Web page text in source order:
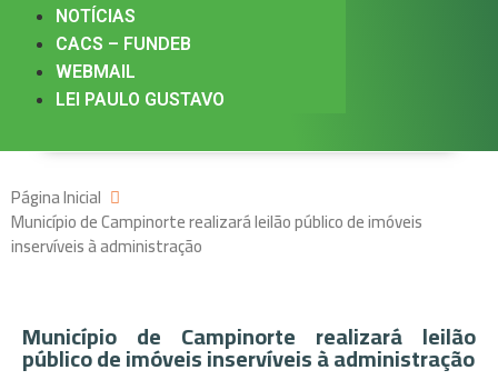
NOTÍCIAS
CACS – FUNDEB
WEBMAIL
LEI PAULO GUSTAVO
Página Inicial
Município de Campinorte realizará leilão público de imóveis
inservíveis à administração
Município de Campinorte realizará leilão
público de imóveis inservíveis à administração